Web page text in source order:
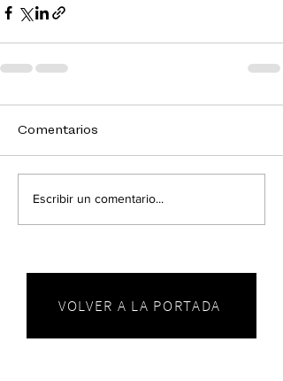
Comentarios
Escribir un comentario...
VOLVER A LA PORTADA